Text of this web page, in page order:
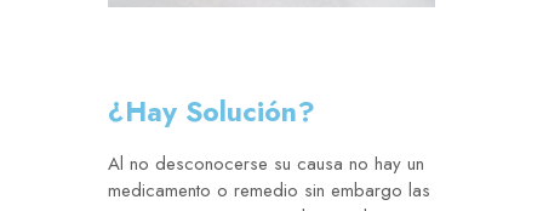
¿Hay Solución?
Al no desconocerse su causa no hay un
medicamento o remedio sin embargo las